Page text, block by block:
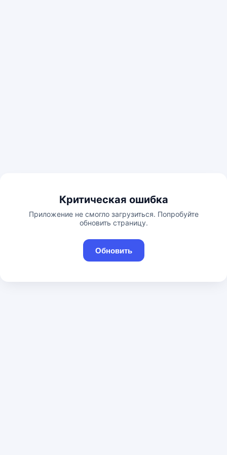
Критическая ошибка
Приложение не смогло загрузиться. Попробуйте
обновить страницу.
Обновить